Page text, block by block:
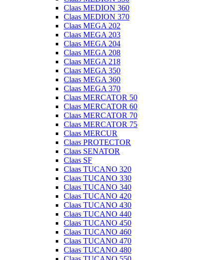
Claas MEDION 360
Claas MEDION 370
Claas MEGA 202
Claas MEGA 203
Claas MEGA 204
Claas MEGA 208
Claas MEGA 218
Claas MEGA 350
Claas MEGA 360
Claas MEGA 370
Claas MERCATOR 50
Claas MERCATOR 60
Claas MERCATOR 70
Claas MERCATOR 75
Claas MERCUR
Claas PROTECTOR
Claas SENATOR
Claas SF
Claas TUCANO 320
Claas TUCANO 330
Claas TUCANO 340
Claas TUCANO 420
Claas TUCANO 430
Claas TUCANO 440
Claas TUCANO 450
Claas TUCANO 460
Claas TUCANO 470
Claas TUCANO 480